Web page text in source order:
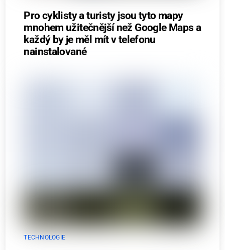
Pro cyklisty a turisty jsou tyto mapy
mnohem užitečnější než Google Maps a
každý by je měl mít v telefonu
nainstalované
TECHNOLOGIE